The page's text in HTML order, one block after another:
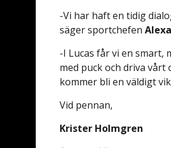
-Vi har haft en tidig
säger sportchefen
-I Lucas får vi en smart,
med puck och driva
kommer bli en väldigt
Vid pennan,
Krister Holmgren